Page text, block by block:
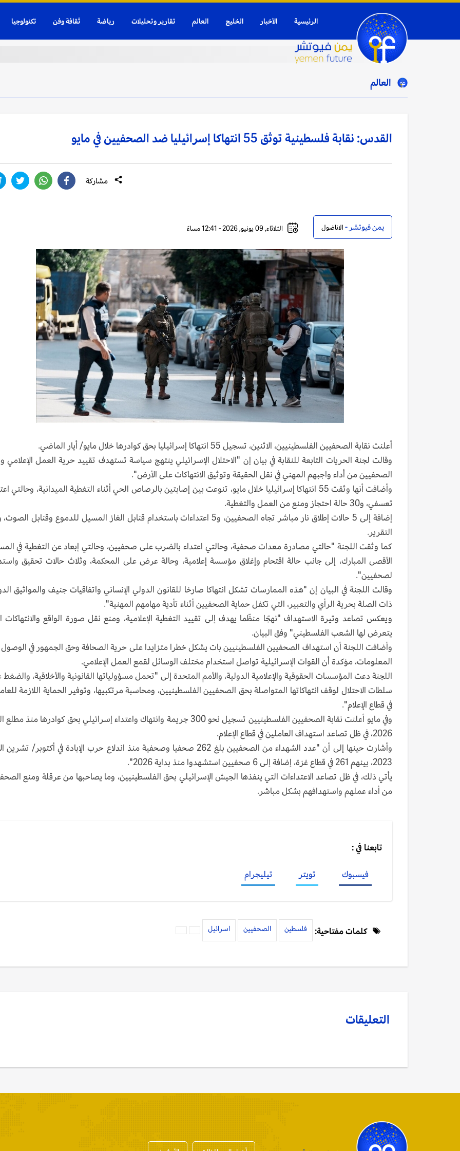
الرئيسية الأخبار الخليج العالم تقارير وتحليلات رياضة ثقافة وفن تكنولوجيا
العالم
القدس: نقابة فلسطينية توثق 55 انتهاكا إسرائيليا ضد الصحفيين في مايو
مشاركة
يمن فيوتشر - الاناضول الثلاثاء, 09 يونيو, 2026 - 12:41 مساءً
أعلنت نقابة الصحفيين الفلسطينيين، الاثنين، تسجيل 55 انتهاكا إسرائيليا بحق كوادرها خلال مايو/ أيار الماضي.
وقالت لجنة الحريات التابعة للنقابة في بيان إن "الاحتلال الإسرائيلي ينتهج سياسة تستهدف تقييد حرية العمل الإعلامي
الصحفيين من أداء واجبهم المهني في نقل الحقيقة وتوثيق الانتهاكات على الأرض".
وأضافت أنها وثقت 55 انتهاكا إسرائيليا خلال مايو، تنوعت بين إصابتين بالرصاص الحي أثناء التغطية الميدانية، وحالتي
تعسفي، و30 حالة احتجاز ومنع من العمل والتغطية.
إضافة إلى 5 حالات إطلاق نار مباشر تجاه الصحفيين، و5 اعتداءات باستخدام قنابل الغاز المسيل للدموع وقنابل
التقرير.
كما وثقت اللجنة "حالتي مصادرة معدات صحفية، وحالتي اعتداء بالضرب على صحفيين، وحالتي إبعاد عن التغطية في
الأقصى المبارك، إلى جانب حالة اقتحام وإغلاق مؤسسة إعلامية، وحالة عرض على المحكمة، وثلاث حالات تحقيق
لصحفيين".
وقالت اللجنة في البيان إن "هذه الممارسات تشكل انتهاكا صارخا للقانون الدولي الإنساني واتفاقيات جنيف والمواثيق
ذات الصلة بحرية الرأي والتعبير، التي تكفل حماية الصحفيين أثناء تأدية مهامهم المهنية".
ويعكس تصاعد وتيرة الاستهداف "نهجًا منظّما يهدف إلى تقييد التغطية الإعلامية، ومنع نقل صورة الواقع والانتهاكات
يتعرض لها الشعب الفلسطيني" وفق البيان.
وأضافت اللجنة أن استهداف الصحفيين الفلسطينيين بات يشكل خطرا متزايدا على حرية الصحافة وحق الجمهور في الوصول
المعلومات، مؤكدة أن القوات الإسرائيلية تواصل استخدام مختلف الوسائل لقمع العمل الإعلامي.
اللجنة دعت المؤسسات الحقوقية والإعلامية الدولية، والأمم المتحدة إلى "تحمل مسؤولياتها القانونية والأخلاقية،
سلطات الاحتلال لوقف انتهاكاتها المتواصلة بحق الصحفيين الفلسطينيين، ومحاسبة مرتكبيها، وتوفير الحماية اللازمة
في قطاع الإعلام".
وفي مايو أعلنت نقابة الصحفيين الفلسطينيين تسجيل نحو 300 جريمة وانتهاك واعتداء إسرائيلي بحق كوادرها منذ
2026، في ظل تصاعد استهداف العاملين في قطاع الإعلام.
وأشارت حينها إلى أن "عدد الشهداء من الصحفيين بلغ 262 صحفيا وصحفية منذ اندلاع حرب الإبادة في أكتوبر/
2023، بينهم 261 في قطاع غزة، إضافة إلى 6 صحفيين استشهدوا منذ بداية 2026".
يأتي ذلك، في ظل تصاعد الاعتداءات التي ينفذها الجيش الإسرائيلي بحق الفلسطينيين، وما يصاحبها من عرقلة ومنع
من أداء عملهم واستهدافهم بشكل مباشر.
تابعنا في :
فيسبوك تويتر تيليجرام
كلمات مفتاحية: فلسطين الصحفيين اسرائيل
التعليقات